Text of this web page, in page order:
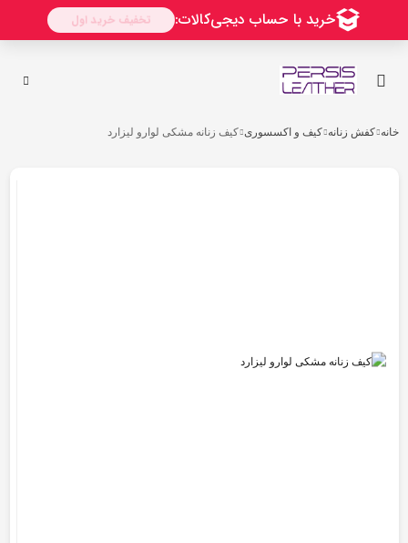
محتوا
خانه کفش زنانه کیف و اکسسوری کیف زنانه مشکی لوارو لیزارد